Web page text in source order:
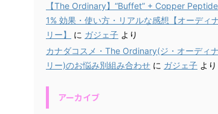
【The Ordinary】“Buffet” + Copper
1% 効果・使い方・リアルな感想【オーディ
リー】
に ガジェ子 より
カナダコスメ・The Ordinary(ジ・オーディナ
リー)のお悩み別組み合わせ に ガジェ子 より
アーカイブ